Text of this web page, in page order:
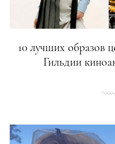
10 лучших образов
Гильдии